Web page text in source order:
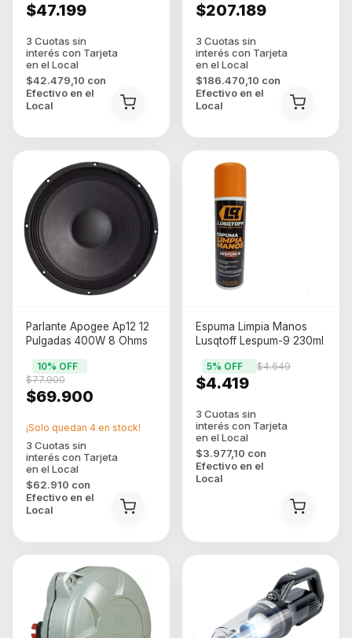
$47.199
$42.479,10 con
Efectivo en el
Local
$207.189
$186.470,10 con
Efectivo en el
Local
Parlante Apogee Ap12 12
Pulgadas 400W 8 Ohms
$69.900
$77.900
10% OFF
$62.910 con
Efectivo en el
Local
¡Solo quedan 4 en stock!
Espuma Limpia Manos
Lusqtoff Lespum-9 230ml
$4.419
$4.649
5% OFF
$3.977,10 con
Efectivo en el
Local